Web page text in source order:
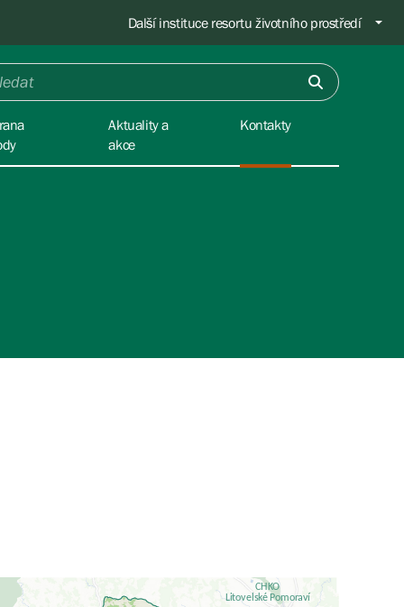
Další instituce resortu životního prostředí
Aktuality a
akce
Kontakty